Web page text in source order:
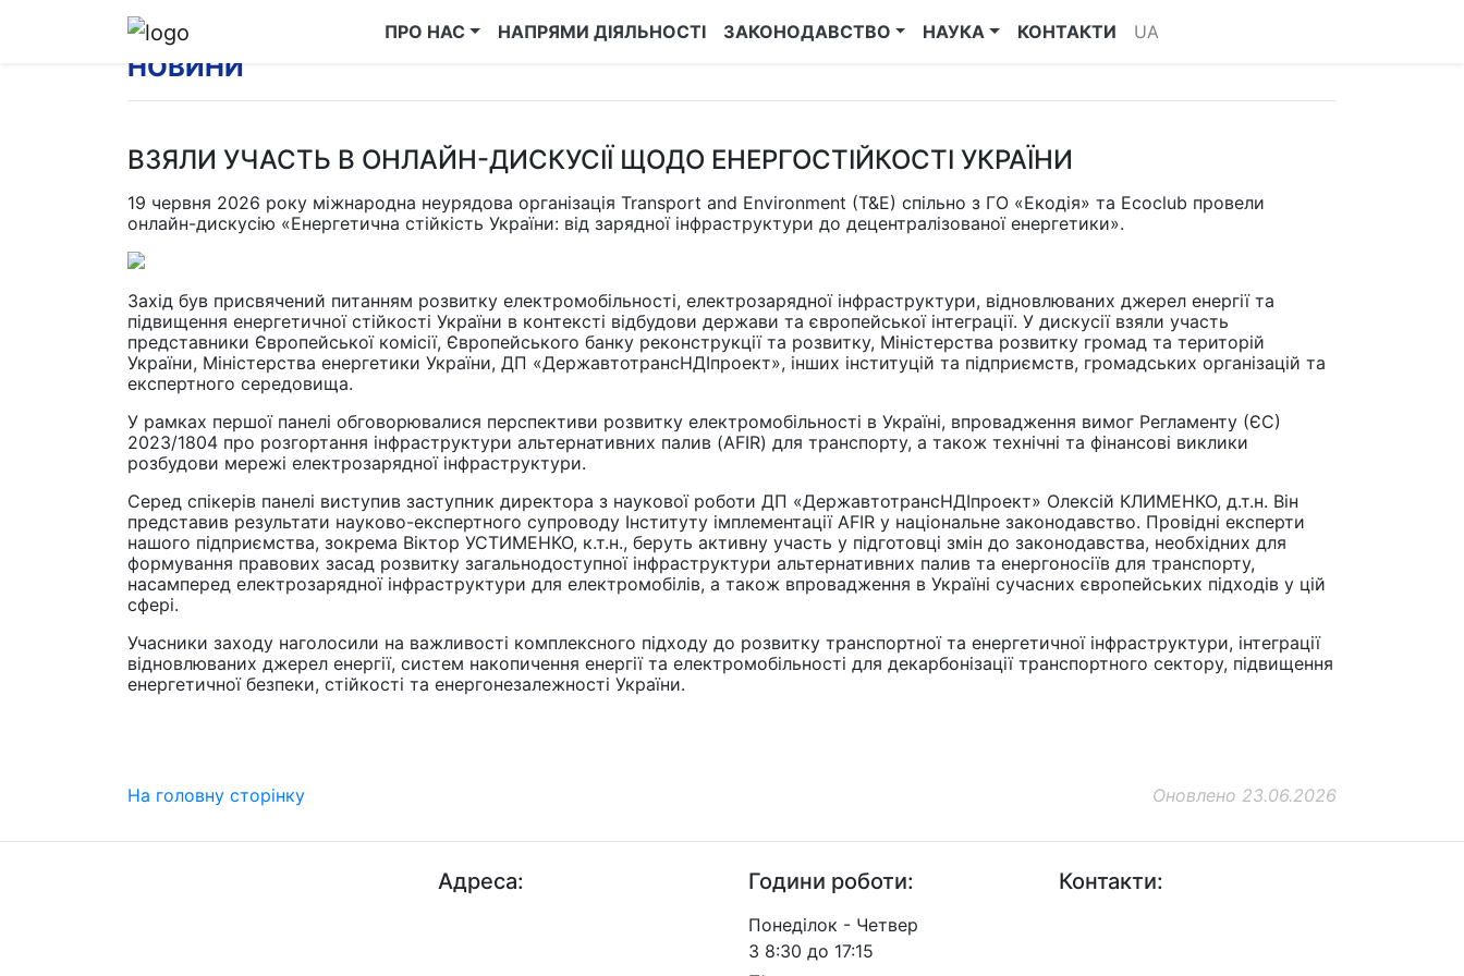
ПРО НАС НАПРЯМИ ДІЯЛЬНОСТІ ЗАКОНОДАВСТВО НАУКА КОНТАКТИ UA
НОВИНИ
ВЗЯЛИ УЧАСТЬ В ОНЛАЙН-ДИСКУСІЇ ЩОДО ЕНЕРГОСТІЙКОСТІ УКРАЇНИ
19 червня 2026 року міжнародна неурядова організація Transport and Environment (T&E) спільно з ГО «Екодія» та Ecoclub провели
онлайн-дискусію «Енергетична стійкість України: від зарядної інфраструктури до децентралізованої енергетики».
Захід був присвячений питанням розвитку електромобільності, електрозарядної інфраструктури, відновлюваних джерел енергії та
підвищення енергетичної стійкості України в контексті відбудови держави та європейської інтеграції. У дискусії взяли участь
представники Європейської комісії, Європейського банку реконструкції та розвитку, Міністерства розвитку громад та територій
України, Міністерства енергетики України, ДП «ДержавтотрансНДІпроект», інших інституцій та підприємств, громадських організацій та
експертного середовища.
У рамках першої панелі обговорювалися перспективи розвитку електромобільності в Україні, впровадження вимог Регламенту (ЄС)
2023/1804 про розгортання інфраструктури альтернативних палив (AFIR) для транспорту, а також технічні та фінансові виклики
розбудови мережі електрозарядної інфраструктури.
Серед спікерів панелі виступив заступник директора з наукової роботи ДП «ДержавтотрансНДІпроект» Олексій КЛИМЕНКО, д.т.н. Він
представив результати науково-експертного супроводу Інституту імплементації AFIR у національне законодавство. Провідні експерти
нашого підприємства, зокрема Віктор УСТИМЕНКО, к.т.н., беруть активну участь у підготовці змін до законодавства, необхідних для
формування правових засад розвитку загальнодоступної інфраструктури альтернативних палив та енергоносіїв для транспорту,
насамперед електрозарядної інфраструктури для електромобілів, а також впровадження в Україні сучасних європейських підходів у цій
сфері.
Учасники заходу наголосили на важливості комплексного підходу до розвитку транспортної та енергетичної інфраструктури, інтеграції
відновлюваних джерел енергії, систем накопичення енергії та електромобільності для декарбонізації транспортного сектору, підвищення
енергетичної безпеки, стійкості та енергонезалежності України.
На головну сторінку Оновлено 23.06.2026
Адреса: Години роботи:
Понеділок - Четвер
З 8:30 до 17:15
Контакти: